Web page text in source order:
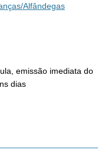
Alfândegas
emissão imediata do
dias